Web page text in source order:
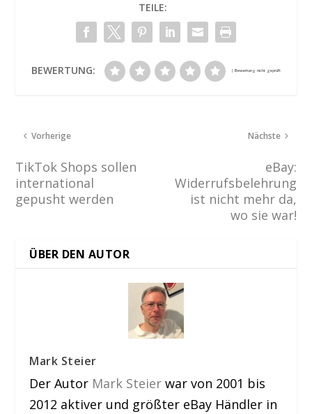
TEILE:
BEWERTUNG:
Vorherige
TikTok Shops sollen
international
gepusht werden
Nächste
eBay:
Widerrufsbelehrung
ist nicht mehr da,
wo sie war!
ÜBER DEN AUTOR
Mark Steier
Der Autor Mark Steier war von 2001 bis
2012 aktiver und größter eBay Händler in